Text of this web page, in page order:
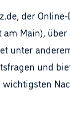
der
Main),
unter
und